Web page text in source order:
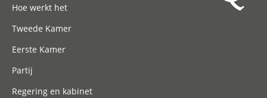
Meld je aan
Hoe werkt het
Tweede Kamer
Eerste Kamer
Partij
Regering en kabinet